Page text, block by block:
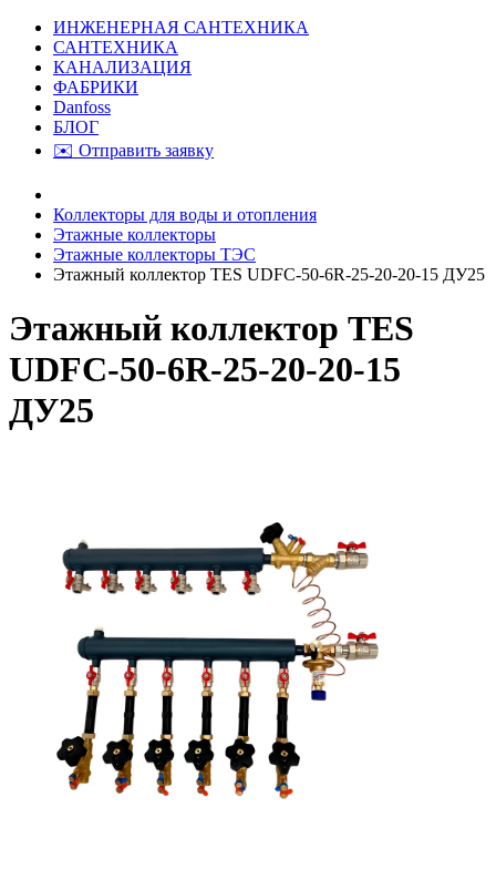
ИНЖЕНЕРНАЯ САНТЕХНИКА
САНТЕХНИКА
КАНАЛИЗАЦИЯ
ФАБРИКИ
Danfoss
БЛОГ
✉️ Отправить заявку
Коллекторы для воды и отопления
Этажные коллекторы
Этажные коллекторы ТЭС
Этажный коллектор TES UDFC-50-6R-25-20-20-15 ДУ25
Этажный коллектор TES
UDFC-50-6R-25-20-20-15
ДУ25